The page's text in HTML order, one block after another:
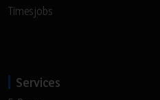
Timesjobs
Services